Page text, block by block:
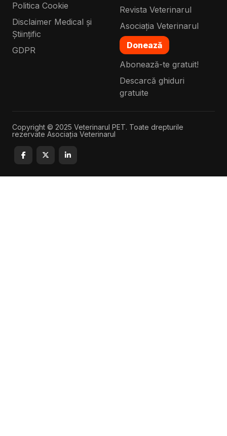
Politica Cookie
Disclaimer Medical și
Științific
GDPR
Revista Veterinarul
Asociația Veterinarul
Donează
Abonează-te gratuit!
Descarcă ghiduri
gratuite
Copyright © 2025 Veterinarul PET. Toate drepturile
rezervate Asociația Veterinarul